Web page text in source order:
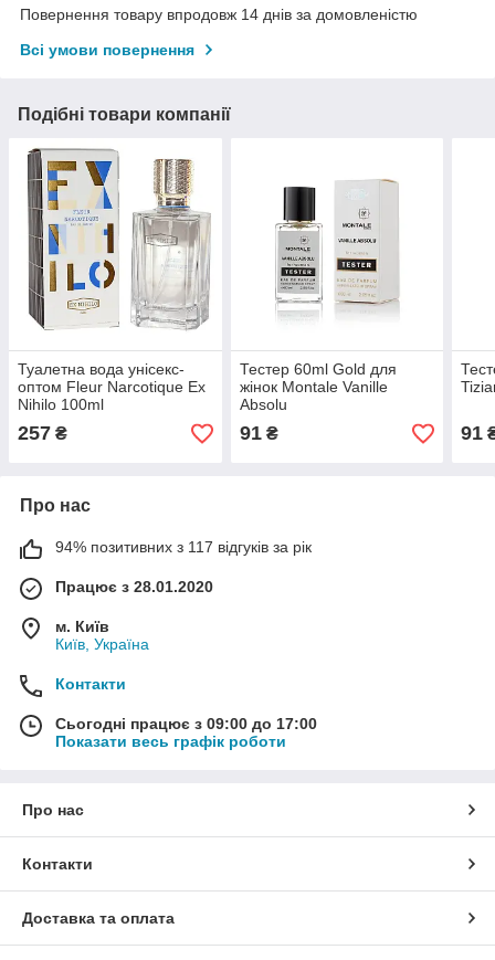
Повернення товару впродовж 14 днів за домовленістю
Всі умови повернення
Подібні товари компанії
Туалетна вода унісекс-
оптом Fleur Narcotique Ex
Nihilo 100ml
257 ₴
Тестер 60ml Gold для
жінок Montale Vanille
Absolu
91₴ 91
Про нас
94% позитивних з 117 відгуків за рік
Працює з 28.01.2020
м. Київ
Київ, Україна
Контакти
Сьогодні працює з 09:00 до 17:00
Показати весь графік роботи
Про нас
Контакти
Доставка та оплата